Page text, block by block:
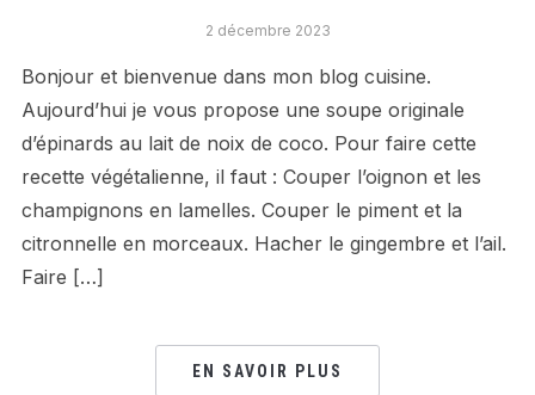
2 décembre 2023
Bonjour et bienvenue dans mon blog cuisine.
Aujourd’hui je vous propose une soupe originale
d’épinards au lait de noix de coco. Pour faire cette
recette végétalienne, il faut : Couper l’oignon et les
champignons en lamelles. Couper le piment et la
citronnelle en morceaux. Hacher le gingembre et l’ail.
Faire […]
EN SAVOIR PLUS